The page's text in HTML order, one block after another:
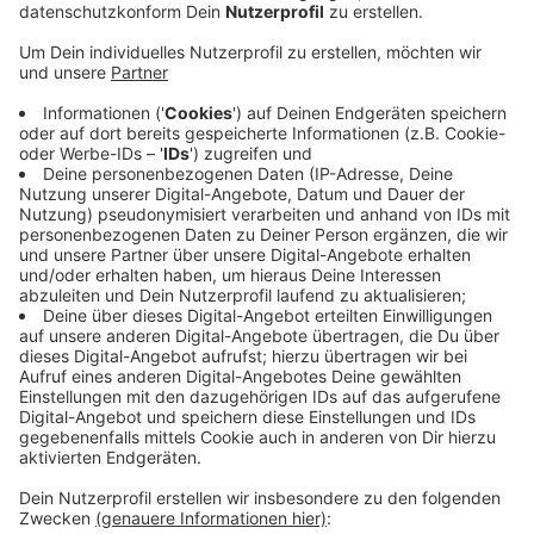
Veröffentlicht:Mittwoch, 21.08.2019 05:41
Seit Tagen sind Lkw und Bagger auf dem Grundstück
zu sehen. Hier soll eine Moschee für mehr als 500
Menschen mit einer Höhe von 38 Metern Höhe gebaut
werden. Zum Vergleich: Die Dionysiskirche ist fast
doppelt so hoch. Außerdem sind Läden, eine
Bibliothek, ein Café und eine Tiefgarage geplant. Das
neue Gebetshaus soll die viel zu klein gewordene
Hinterhof-Moschee an der Saumstraße ersetzen. Die
Kosten liegen bei rund fünf Millionen Euro. Den ersten
Spatenstich hat die Gemeinde für den 3. Oktober
angekündigt.
Anzeige